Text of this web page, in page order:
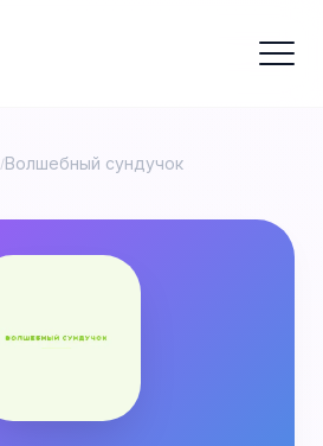
/Волшебный сундучок